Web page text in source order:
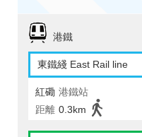
港鐵
東鐵綫 East Rail line
紅磡 港鐵站
距離 0.3km